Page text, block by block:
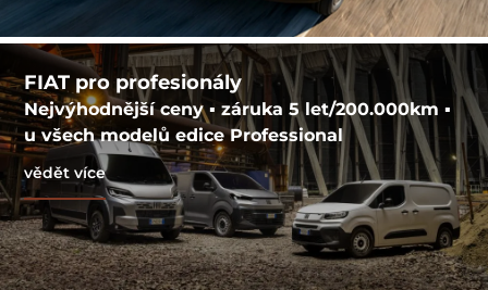
FIAT pro profesionály
Nejvýhodnější ceny ▪ záruka 5 let/200.000km ▪
u všech modelů edice Professional
vědět více